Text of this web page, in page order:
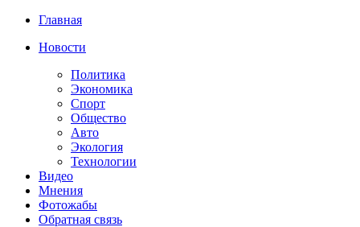
Главная
Новости
Политика
Экономика
Спорт
Общество
Авто
Экология
Технологии
Видео
Мнения
Фотожабы
Обратная связь